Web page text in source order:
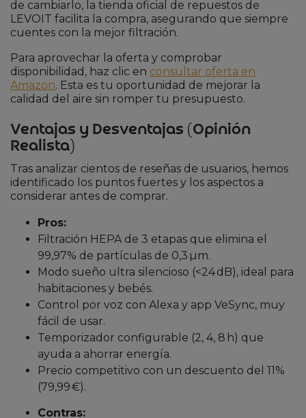
de cambiarlo, la tienda oficial de repuestos de
LEVOIT facilita la compra, asegurando que siempre
cuentes con la mejor filtración.
Para aprovechar la oferta y comprobar
disponibilidad, haz clic en consultar oferta en
Amazon. Esta es tu oportunidad de mejorar la
calidad del aire sin romper tu presupuesto.
Ventajas y Desventajas (Opinión
Realista)
Tras analizar cientos de reseñas de usuarios, hemos
identificado los puntos fuertes y los aspectos a
considerar antes de comprar.
Pros:
Filtración HEPA de 3 etapas que elimina el
99,97% de partículas de 0,3 µm.
Modo sueño ultra silencioso (<24 dB), ideal para
habitaciones y bebés.
Control por voz con Alexa y app VeSync, muy
fácil de usar.
Temporizador configurable (2, 4, 8 h) que
ayuda a ahorrar energía.
Precio competitivo con un descuento del 11%
(79,99 €).
Contras: